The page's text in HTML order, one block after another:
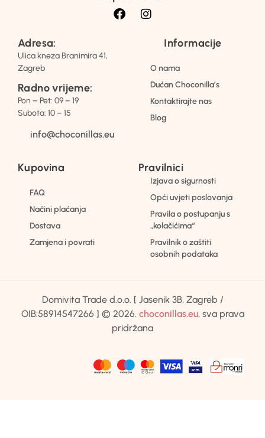
Adresa:
Ulica kneza Branimira 41,
Zagreb
Radno vrijeme:
Pon – Pet: 09 – 19
Subota: 10 – 15
info@choconillas.eu
Informacije
O nama
Dućan Choconilla’s
Kontaktirajte nas
Blog
Kupovina
FAQ
Načini plaćanja
Dostava
Zamjena i povrati
Pravilnici
Izjava o sigurnosti
Opći uvjeti poslovanja
Pravila o postupanju s
„kolačićima“
Pravilnik o zaštiti
osobnih podataka
Domivita Trade d.o.o. [ Jasenik 3B, Zagreb /
OIB:58914547266 ] © 2026. choconillas.eu, sva prava
pridržana